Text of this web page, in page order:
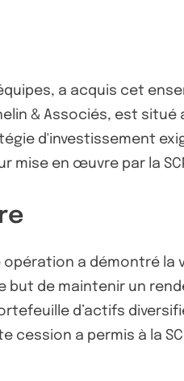
a acquis cet
& Associés, est
d'investissement
mise en œuvre par la
opération a démontré la
but de maintenir un
d’actifs
cession a permis à la